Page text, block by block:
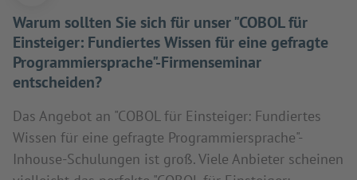
Warum sollten Sie sich für unser "COBOL für
Einsteiger: Fundiertes Wissen für eine gefragte
Programmiersprache"-Firmenseminar
entscheiden?
Das Angebot an "COBOL für Einsteiger: Fundiertes
Wissen für eine gefragte Programmiersprache"-
Inhouse-Schulungen ist groß. Viele Anbieter scheinen